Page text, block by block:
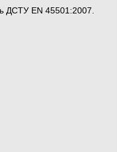
ДСТУ EN 45501:2007.